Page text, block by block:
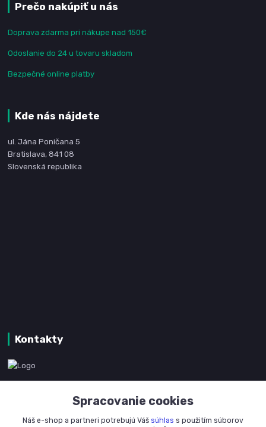
Prečo nakúpiť u nás
Doprava zdarma pri nákupe nad 150€
Odoslanie do 24 u tovaru skladom
Bezpečné online platby
Kde nás nájdete
ul. Jána Poničana 5
Bratislava, 841 08
Slovenská republika
Kontakty
+421 905 327 801
Spracovanie cookies
Náš e-shop a partneri potrebujú Váš súhlas s použitím súborov